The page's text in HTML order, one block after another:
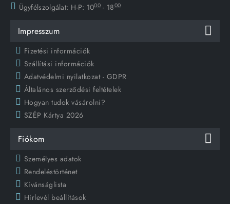
Ügyfélszolgálat: H-P: 1000 - 1800
Impresszum
Fizetési információk
Szállítási információk
Adatvédelmi nyilatkozat - GDPR
Általános szerződési feltételek
Hogyan tudok vásárolni?
SZÉP Kártya 2026
Fiókom
Személyes adatok
Rendeléstörténet
Kívánságlista
Hírlevél beállítások